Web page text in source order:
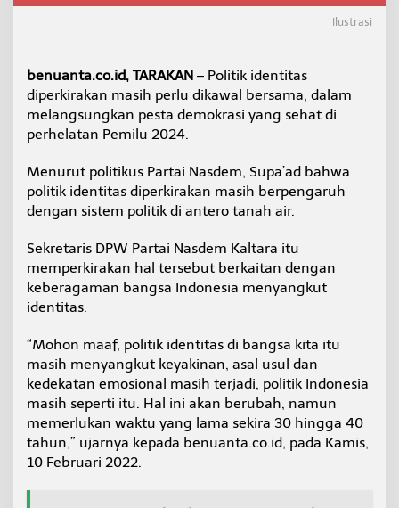
K
u
,
e
n
r
a
h
G
g
u
D
m
o
k
r
Ilustrasi
benuanta.co.id, TARAKAN – Politik identitas
diperkirakan masih perlu dikawal bersama, dalam
melangsungkan pesta demokrasi yang sehat di
perhelatan Pemilu 2024.
Menurut politikus Partai Nasdem, Supa’ad bahwa
politik identitas diperkirakan masih berpengaruh
dengan sistem politik di antero tanah air.
Sekretaris DPW Partai Nasdem Kaltara itu
memperkirakan hal tersebut berkaitan dengan
keberagaman bangsa Indonesia menyangkut
identitas.
“Mohon maaf, politik identitas di bangsa kita itu
masih menyangkut keyakinan, asal usul dan
kedekatan emosional masih terjadi, politik Indonesia
masih seperti itu. Hal ini akan berubah, namun
memerlukan waktu yang lama sekira 30 hingga 40
tahun,” ujarnya kepada benuanta.co.id, pada Kamis,
10 Februari 2022.